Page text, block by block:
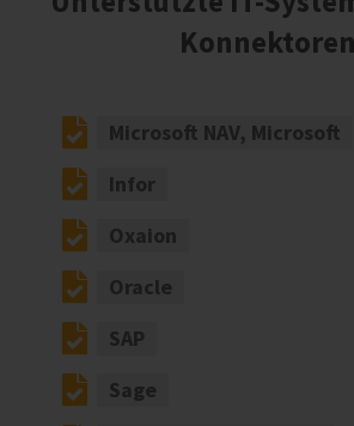
Konnektoren
Microsoft NAV, Microsoft
Infor
Oxaion
Oracle
SAP
Sage